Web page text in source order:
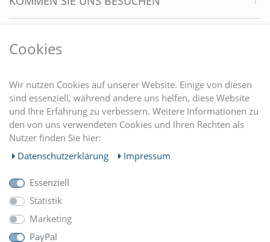
EINKAUFEN
MEIN KONTO
UNTERNEHMEN
ZAHLUNGARTEN
Cookies
Wir nutzen Cookies auf unserer Website. Einige von diesen
sind essenziell, während andere uns helfen, diese Website
und Ihre Erfahrung zu verbessern. Weitere Informationen zu
den von uns verwendeten Cookies und Ihren Rechten als
Nutzer finden Sie hier:
Daten­schutz­erklärung
Impressum
Essenziell
Statistik
Marketing
PayPal